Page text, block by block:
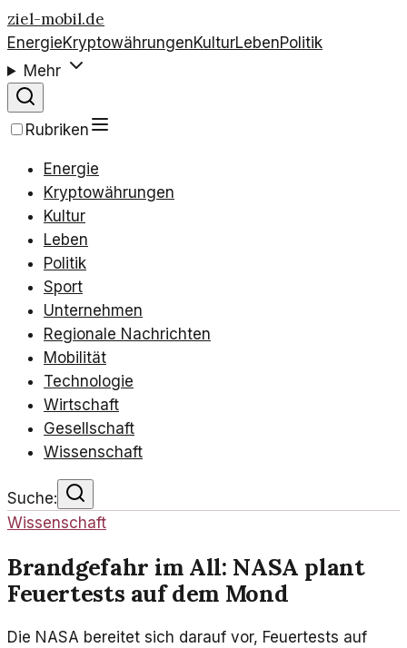
ziel-mobil.de
EnergieKryptowährungenKulturLebenPolitik
Mehr
Rubriken
Energie
Kryptowährungen
Kultur
Leben
Politik
Sport
Unternehmen
Regionale Nachrichten
Mobilität
Technologie
Wirtschaft
Gesellschaft
Wissenschaft
Suche:
Wissenschaft
Brandgefahr im All: NASA plant
Feuertests auf dem Mond
Die NASA bereitet sich darauf vor, Feuertests auf